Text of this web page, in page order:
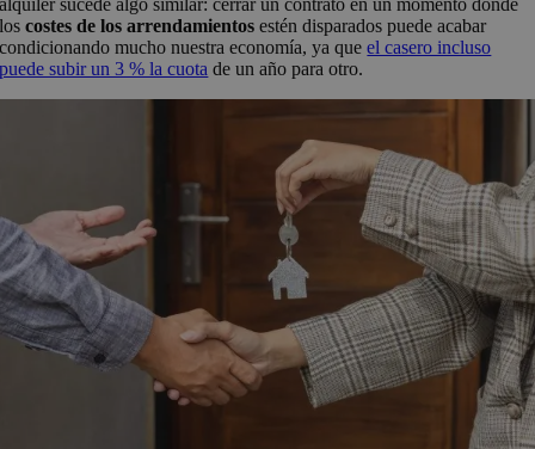
alquiler sucede algo similar: cerrar un contrato en un momento donde
loscostes de los arrendamientos estén disparados puede acabar
condicionando mucho nuestra economía, ya queel casero incluso
puede subir un 3 % la cuota de un año para otro.